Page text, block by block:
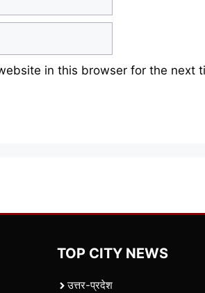
in this browser for the next
TOP CITY NEWS
उत्तर-प्रदेश